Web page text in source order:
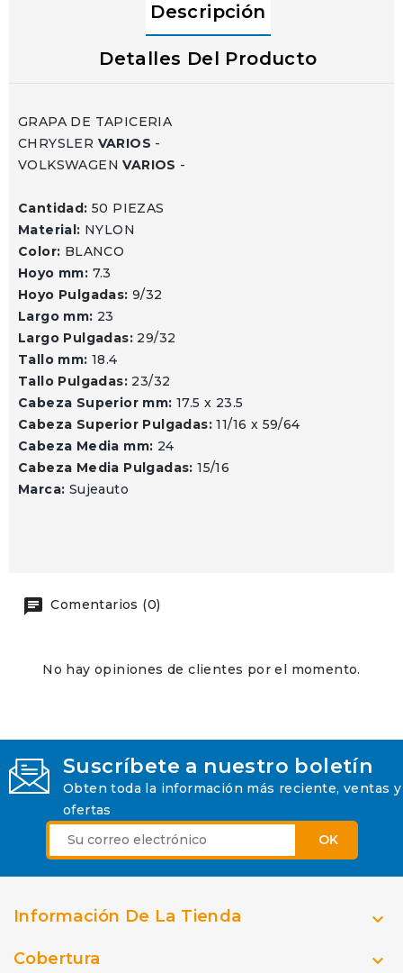
Descripción
Detalles Del Producto
GRAPA DE TAPICERIA
CHRYSLER VARIOS -
VOLKSWAGEN VARIOS -
Cantidad: 50 PIEZAS
Material: NYLON
Color: BLANCO
Hoyo mm: 7.3
Hoyo Pulgadas: 9/32
Largo mm: 23
Largo Pulgadas: 29/32
Tallo mm: 18.4
Tallo Pulgadas: 23/32
Cabeza Superior mm: 17.5 x 23.5
Cabeza Superior Pulgadas:11/16 x 59/64
Cabeza Media mm: 24
Cabeza Media Pulgadas:15/16
Marca: Sujeauto
Comentarios (0)
No hay opiniones de clientes por el momento.
Suscríbete a nuestro boletín
Obten toda la información más reciente, ventas y
ofertas
Información De La Tienda 
Cobertura 